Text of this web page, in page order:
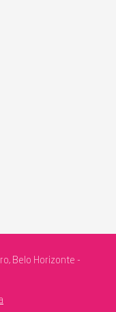
Belo Horizonte -